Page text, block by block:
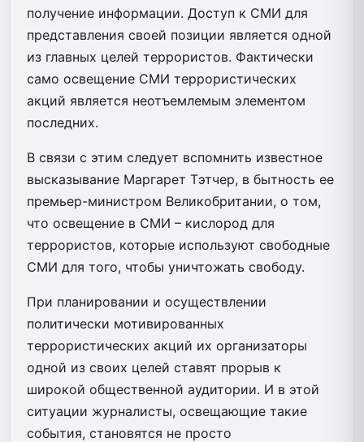
получение информации. Доступ к СМИ для
представления своей позиции является одной
из главных целей террористов. Фактически
само освещение СМИ террористических
акций является неотъемлемым элементом
последних.
В связи с этим следует вспомнить известное
высказывание Маргарет Тэтчер, в бытность ее
премьер-министром Великобритании, о том,
что освещение в СМИ – кислород для
террористов, которые используют свободные
СМИ для того, чтобы уничтожать свободу.
При планировании и осуществлении
политически мотивированных
террористических акций их организаторы
одной из своих целей ставят прорыв к
широкой общественной аудитории. И в этой
ситуации журналисты, освещающие такие
события, становятся не просто